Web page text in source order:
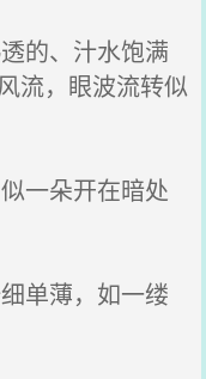
的、汁水饱满
流，眼波流转似
一朵开在暗处
单薄，如一缕